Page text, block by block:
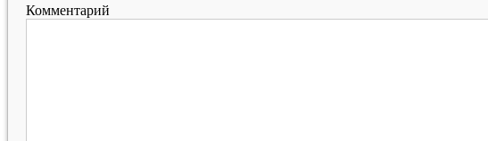
Комментарий